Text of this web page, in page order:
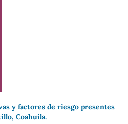
y factores de riesgo presentes
Coahuila.